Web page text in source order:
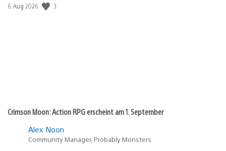
Veröffentlichungsdatum:
6. Aug 2026 3
Crimson Moon: Action RPG erscheint am 1. September
Alex Noon
Community Manager, Probably Monsters